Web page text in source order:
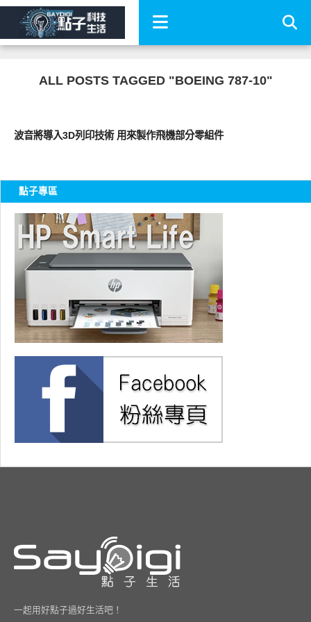
ALL POSTS TAGGED "BOEING 787-10"
波音將導入3D列印技術 用來製作飛機部分零組件
點子專區
一起用好點子過好生活吧！